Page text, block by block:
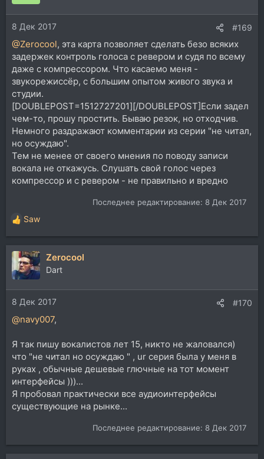
8 Дек 2017 #169
@Zerocool, эта карта позволяет сделать безо всяких
задержек контроль голоса с ревером и судя по всему
даже с компрессором. Что касаемо меня -
звукорежиссёр, с большим опытом живого звука и
студии.
[DOUBLEPOST=1512727201][/DOUBLEPOST]Если задел
чем-то, прошу простить. Бываю резок, но отходчив.
Немного раздражают комментарии из серии "не читал,
но осуждаю".
Тем не менее от своего мнения по поводу записи
вокала не откажусь. Слушать свой голос через
компрессор и с ревером - не правильно и вредно
Последнее редактирование: 8 Дек 2017
Р
е
а
к
ц
и
и
:
Saw
Zerocool
Dart
8 Дек 2017 #170
@navy007,
Я так пишу вокалистов лет 15, никто не жаловался)
что "не читал но осуждаю " , ur серия была у меня в
руках , обычные дешевые глючные на тот момент
интерфейсы )))...
Я пробовал практически все аудиоинтерфейсы
существующие на рынке...
Последнее редактирование: 8 Дек 2017